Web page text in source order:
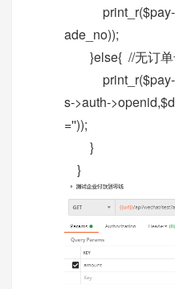
print_r($pay-
ade_no));
}else{ //无订单
print_r($pay-
s->auth-
=''));
}
}